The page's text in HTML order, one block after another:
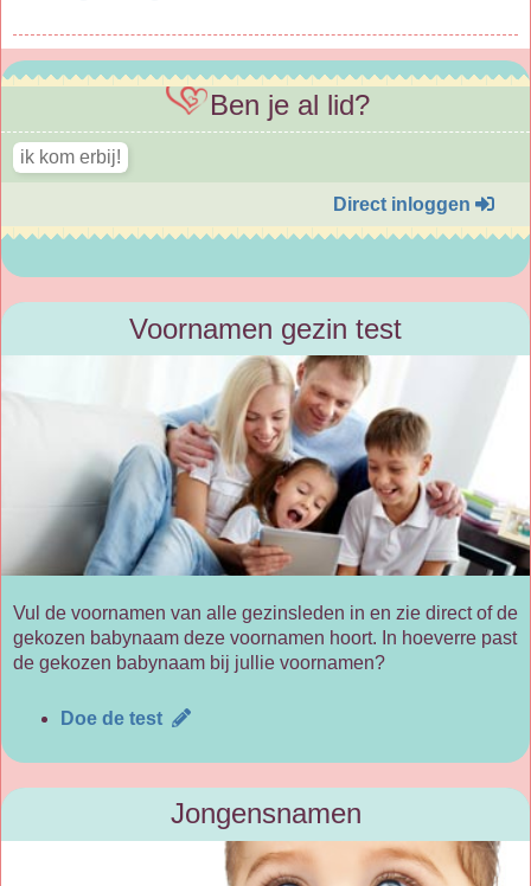
Ben je al lid?
Direct inloggen
Voornamen gezin test
Vul de voornamen van alle gezinsleden in en zie direct of de
gekozen babynaam deze voornamen hoort. In hoeverre past
de gekozen babynaam bij jullie voornamen?
Doe de test
Jongensnamen